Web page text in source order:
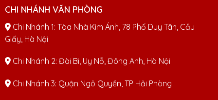
CHI NHÁNH VĂN PHÒNG
Chi Nhánh 1: Tòa Nhà Kim Ánh, 78 Phố Duy Tân, Cầu
Giấy, Hà Nội
Chi Nhánh 2: Đài Bi, Uy Nỗ, Đông Anh, Hà Nội
Chi Nhánh 3: Quận Ngô Quyền, TP Hải Phòng